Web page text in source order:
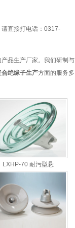
直接打电话： 0317-
产品生产厂家。我们研制与
合绝缘子生产方面的服务多
LXHP-70 耐污型悬